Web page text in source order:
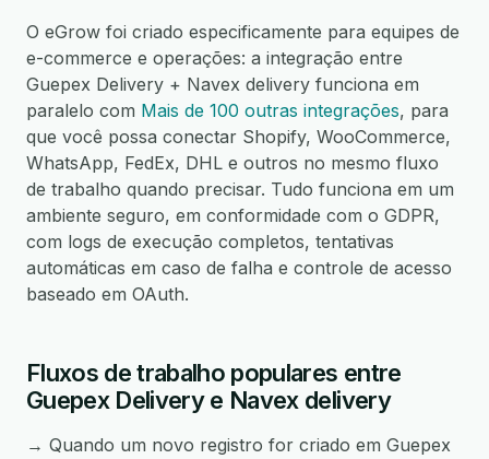
O eGrow foi criado especificamente para equipes de
e-commerce e operações: a integração entre
Guepex Delivery + Navex delivery funciona em
paralelo com Mais de 100 outras integrações, para
que você possa conectar Shopify, WooCommerce,
WhatsApp, FedEx, DHL e outros no mesmo fluxo
de trabalho quando precisar. Tudo funciona em um
ambiente seguro, em conformidade com o GDPR,
com logs de execução completos, tentativas
automáticas em caso de falha e controle de acesso
baseado em OAuth.
Fluxos de trabalho populares entre
Guepex Delivery e Navex delivery
→ Quando um novo registro for criado em Guepex